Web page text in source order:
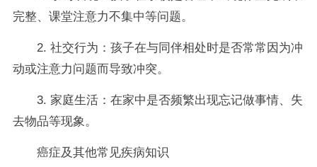
完整、课堂注意力不集中等问题。
2. 社交行为：孩子在与同伴相处时是否常常因为冲
动或注意力问题而导致冲突。
3. 家庭生活：在家中是否频繁出现忘记做事情、失
去物品等现象。
癌症及其他常见疾病知识